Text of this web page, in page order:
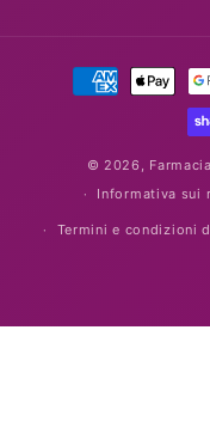
Metodi
© 2026,
Informativa sui
Termini e condizioni